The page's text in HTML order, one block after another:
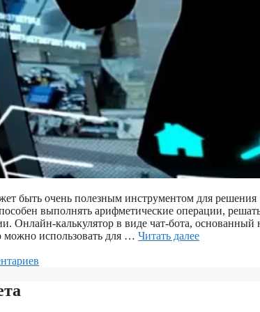
быть очень полезным инструментом для решения
выполнять арифметические операции,
Онлайн-калькулятор в виде чат-бота, основанный
можно использовать для … Читать далее